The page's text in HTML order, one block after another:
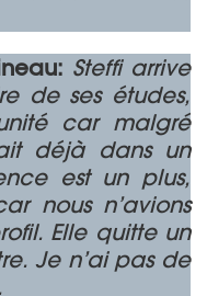
Steffi arrive
de ses études,
car malgré
déjà dans un
est un plus,
nous n’avions
Elle quitte un
Je n’ai pas de